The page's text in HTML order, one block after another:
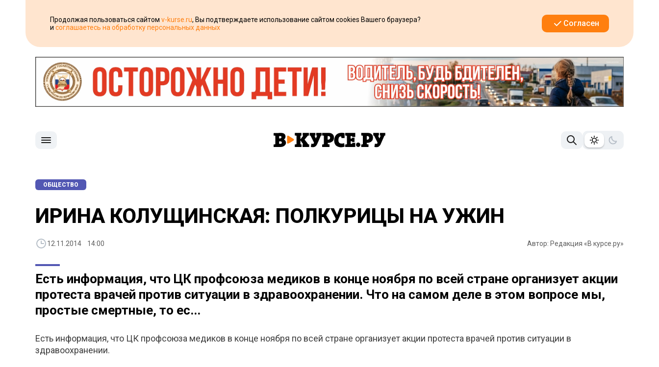
Продолжая пользоваться сайтом v-kurse.ru, Вы подтверждаете использование сайтом cookies Вашего браузера?
и соглашаетесь на обработку персональных данных Согласен
ОБЩЕСТВО
ИРИНА КОЛУЩИНСКАЯ: ПОЛКУРИЦЫ НА УЖИН
12.11.2014 14:00 Автор: Редакция «В курсе.ру»
Есть информация, что ЦК профсоюза медиков в конце ноября по всей стране организует акции
протеста врачей против ситуации в здравоохранении. Что на самом деле в этом вопросе мы,
простые смертные, то ес...
Есть информация, что ЦК профсоюза медиков в конце ноября по всей стране организует акции протеста врачей против ситуации в
здравоохранении.